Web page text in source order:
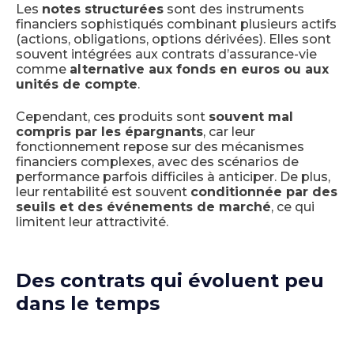
Les notes structurées sont des instruments
financiers sophistiqués combinant plusieurs actifs
(actions, obligations, options dérivées). Elles sont
souvent intégrées aux contrats d’assurance-vie
comme alternative aux fonds en euros ou aux
unités de compte.
Cependant, ces produits sont souvent mal
compris par les épargnants, car leur
fonctionnement repose sur des mécanismes
financiers complexes, avec des scénarios de
performance parfois difficiles à anticiper. De plus,
leur rentabilité est souvent conditionnée par des
seuils et des événements de marché, ce qui
limitent leur attractivité.
Des contrats qui évoluent peu
dans le temps